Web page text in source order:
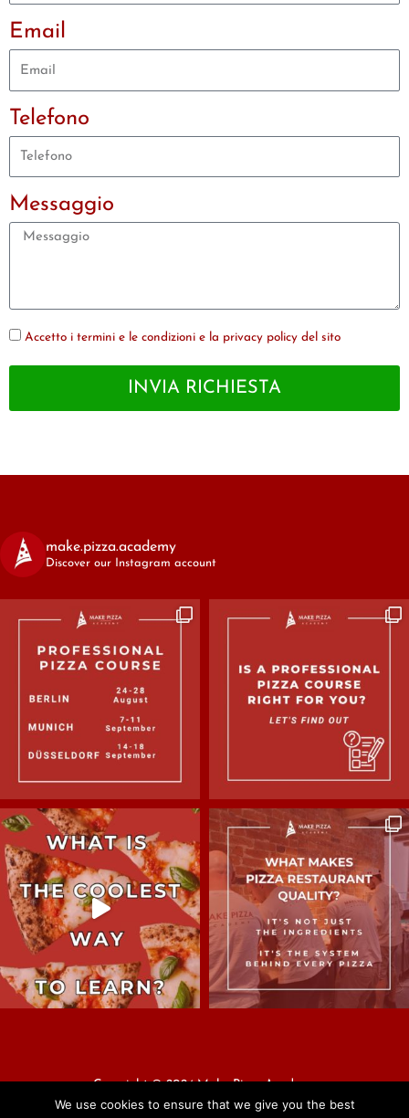
Email
Telefono
Messaggio
Accetto i termini e le condizioni e la privacy policy del sito
INVIA RICHIESTA
make.pizza.academy
Discover our Instagram account
Copyright © 2024 Make Pizza Academy
We use cookies to ensure that we give you the best